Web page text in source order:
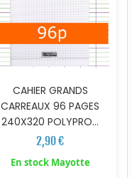
CAHIER GRANDS
CARREAUX 96 PAGES
240X320 POLYPRO...
2,90 €
En stock Mayotte